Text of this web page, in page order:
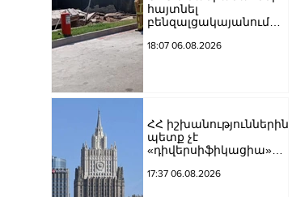
հայտնել
բենզալցակայանում
պայթյունից
18:07 06.08.2026
ՀՀ իշխանություններին
պետք չէ
«դիվերսիֆիկացիա»
շրջադարձը դեպի ՌԴ-
17:37 06.08.2026